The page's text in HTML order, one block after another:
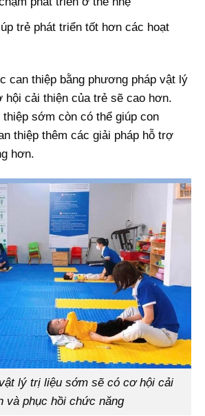
trẻ phát triển tốt hơn các hoạt
can thiệp bằng phương pháp vật lý
cải thiện của trẻ sẽ cao hơn.
sớm còn có thể giúp con
thiệp thêm các giải pháp hỗ trợ
hơn.
lý trị liệu sớm sẽ có cơ hội cải
và phục hồi chức năng